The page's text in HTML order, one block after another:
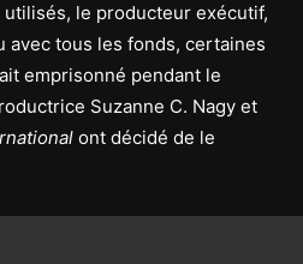
le producteur exécutif,
avec tous les fonds, certaines
emprisonné pendant le
Suzanne C. Nagy et
ont décidé de le